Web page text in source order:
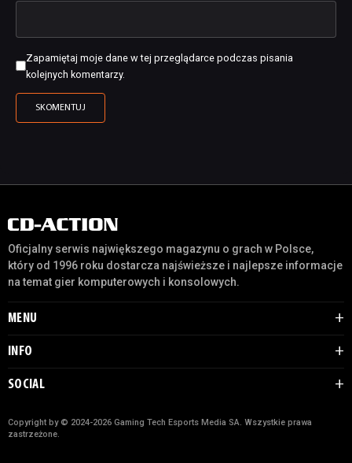
Zapamiętaj moje dane w tej przeglądarce podczas pisania
kolejnych komentarzy.
Oficjalny serwis największego magazynu o grach w Polsce,
który od 1996 roku dostarcza najświeższe i najlepsze informacje
na temat gier komputerowych i konsolowych.
MENU
INFO
SOCIAL
Copyright by © 2024-2026 Gaming Tech Esports Media SA. Wszystkie prawa
zastrzeżone.